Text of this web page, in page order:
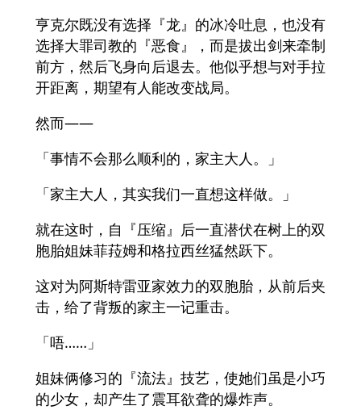
亨克尔既没有选择『龙』的冰冷吐息，也没有
选择大罪司教的『恶食』，而是拔出剑来牵制
前方，然后飞身向后退去。他似乎想与对手拉
开距离，期望有人能改变战局。
然而——
「事情不会那么顺利的，家主大人。」
「家主大人，其实我们一直想这样做。」
就在这时，自『压缩』后一直潜伏在树上的双
胞胎姐妹菲菈姆和格拉西丝猛然跃下。
这对为阿斯特雷亚家效力的双胞胎，从前后夹
击，给了背叛的家主一记重击。
「唔……」
姐妹俩修习的『流法』技艺，使她们虽是小巧
的少女，却产生了震耳欲聋的爆炸声。